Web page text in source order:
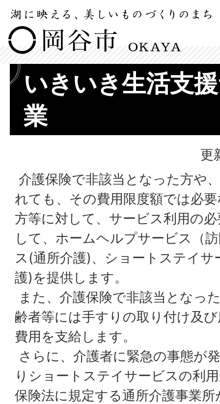
いきいき生活支
業
更
介護保険で非該当となった方や
れても、その費用限度額では必
方等に対して、サービス利用の
して、ホームヘルプサービス（
ス(通所介護)、ショートステイサ
護)を提供します。
また、介護保険で非該当となっ
齢者等には手すりの取り付け及
費用を支給します。
さらに、介護者に緊急の事態が
りショートステイサービスの利
保険法に規定する通所介護事業